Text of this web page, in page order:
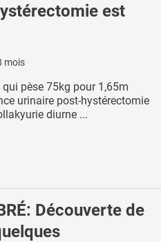
est
mois
pèse 75kg pour 1,65m
urinaire post-hystérectomie
diurne ...
Découverte de